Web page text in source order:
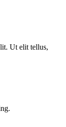
Ut elit tellus,